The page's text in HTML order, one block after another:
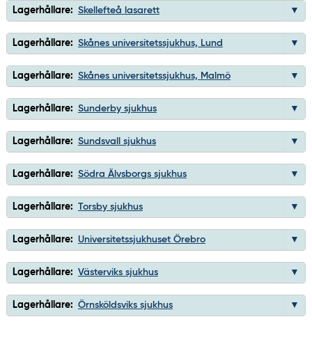
Lagerhållare: Skellefteå lasarett
Lagerhållare: Skånes universitetssjukhus, Lund
Lagerhållare: Skånes universitetssjukhus, Malmö
Lagerhållare: Sunderby sjukhus
Lagerhållare: Sundsvall sjukhus
Lagerhållare: Södra Älvsborgs sjukhus
Lagerhållare: Torsby sjukhus
Lagerhållare: Universitetssjukhuset Örebro
Lagerhållare: Västerviks sjukhus
Lagerhållare: Örnsköldsviks sjukhus